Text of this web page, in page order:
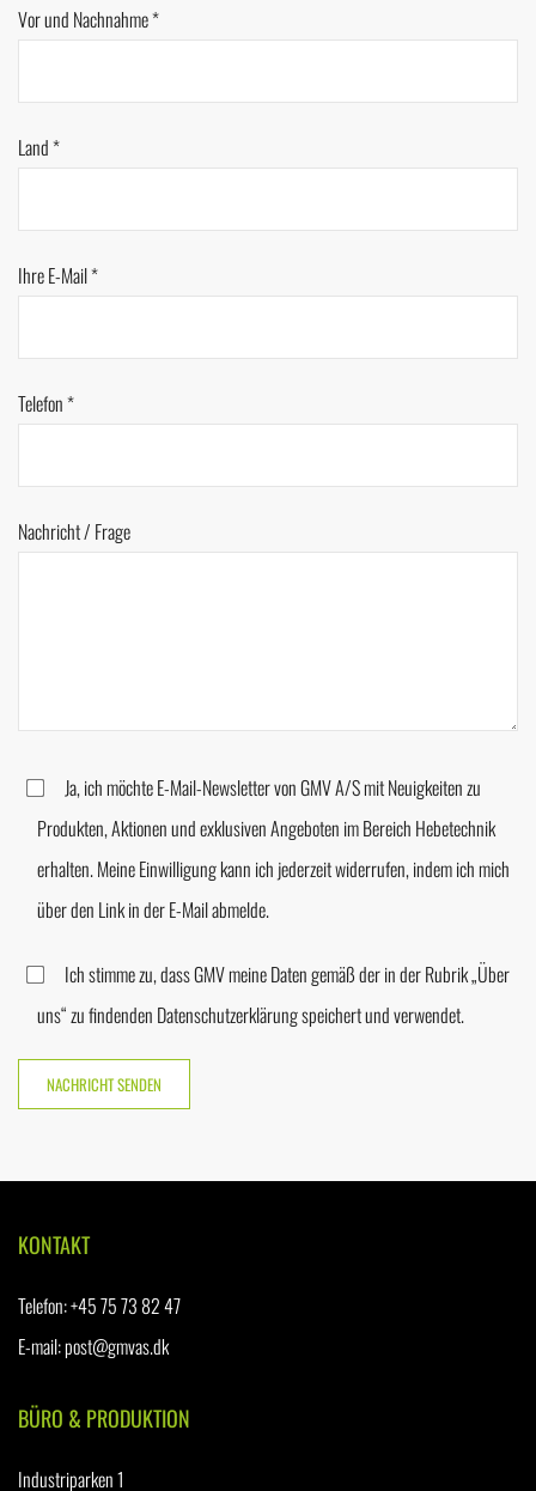
Vor und Nachnahme *
Land *
Ihre E-Mail *
Telefon *
Nachricht / Frage
Ja, ich möchte E-Mail-Newsletter von GMV A/S mit Neuigkeiten zu
Produkten, Aktionen und exklusiven Angeboten im Bereich Hebetechnik
erhalten. Meine Einwilligung kann ich jederzeit widerrufen, indem ich mich
über den Link in der E-Mail abmelde.
Ich stimme zu, dass GMV meine Daten gemäß der in der Rubrik „Über
uns“ zu findenden Datenschutzerklärung speichert und verwendet.
KONTAKT
Telefon:+45 75 73 82 47
E-mail:post@gmvas.dk
BÜRO & PRODUKTION
Industriparken 1